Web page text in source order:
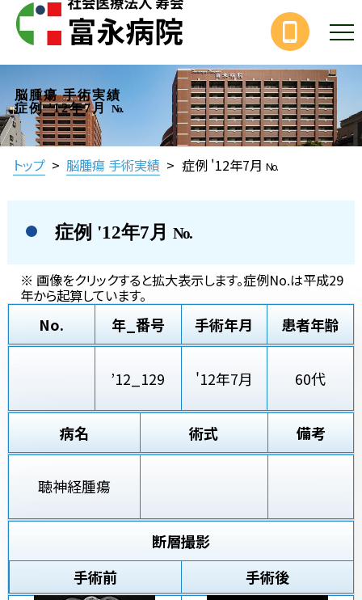
脳腫瘍 手術実績
症例 '12年7月
No.
トップ > 脳腫瘍 手術実績 > 症例 '12年7月 No.
症例 '12年7月 No.
※ 画像をクリックすると拡大表示します。症例No.は平成29
年から起算しています。
No. 年_番号 手術年月 患者年齢
’12_129 '12年7月 60代
病名 術式 備考
聴神経腫瘍
断層撮影
手術前
手術後